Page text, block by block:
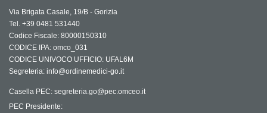
Via Brigata Casale, 19/B - Gorizia
Tel. +39 0481 531440
Codice Fiscale: 80000150310
CODICE IPA: omco_031
CODICE UNIVOCO UFFICIO: UFAL6M
Segreteria: info@ordinemedici-go.it
Casella PEC: segreteria.go@pec.omceo.it
PEC Presidente: